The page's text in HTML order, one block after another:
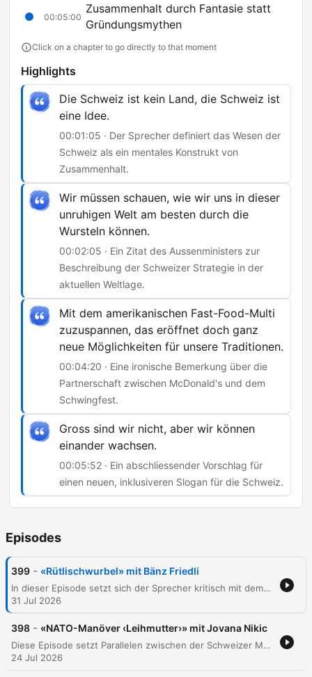
00:05:00
Zusammenhalt durch Fantasie statt
Gründungsmythen
Click on a chapter to go directly to that moment
Highlights
Die Schweiz ist kein Land, die Schweiz ist
eine Idee.
00:01:05 · Der Sprecher definiert das Wesen der
Schweiz als ein mentales Konstrukt von
Zusammenhalt.
Wir müssen schauen, wie wir uns in dieser
unruhigen Welt am besten durch die
Wursteln können.
00:02:05 · Ein Zitat des Aussenministers zur
Beschreibung der Schweizer Strategie in der
aktuellen Weltlage.
Mit dem amerikanischen Fast-Food-Multi
zuzuspannen, das eröffnet doch ganz
neue Möglichkeiten für unsere Traditionen.
00:04:20 · Eine ironische Bemerkung über die
Partnerschaft zwischen McDonald's und dem
Schwingfest.
Gross sind wir nicht, aber wir können
einander wachsen.
00:05:52 · Ein abschliessender Vorschlag für
einen neuen, inklusiveren Slogan für die Schweiz.
Episodes
399 - «Rütlischwurbel» mit Bänz Friedli
In dieser Episode setzt sich der Sprecher kritisch mit dem Schweizer Nationalverständnis und den Mythen der Identität auseinander. Anhand von Beispielen wie dem Besuch von Bundesrat Parmelin in den USA, der Verwendung von Slogans wie „Switzerland great since 1291“ und der Rolle von McDonald's als Sponsor des Eidgenössischen Schwing- und Älplerfestes wird hinterfragt, ob die Schweiz ein geografisches Land oder eine rein ideelle „Willensnation“ ist. Der Beitrag reflektiert über den Zusammenhalt in einer multikulturellen Gesellschaft und problematisiert die Nutzung historischer Erzählungen zur Legitimierung von Nationalismus.
31 Jul 2026
398 - «NATO-Manöver ‹Leihmutter›» mit Jovana Nikic
Diese Episode setzt Parallelen zwischen der Schweizer Munitionspolitik und den gesellschaftlichen Debatten um Leihmutterschaft sowie die sinkende Geburtenrate in der Schweiz. Der Sprecher kritisiert eine vermeintliche Doppelmoral, bei der Verbote im Inland durch Umgehung über die Landesgrenzen hinweg faktisch akzeptiert werden, ähnlich wie bei der Weiterleitung von Munition über NATO-Partner. Zudem wird die finanzielle Belastung durch Kita-Kosten und steigende Krankenkassenprämien thematisiert, welche die Familienplanung in der Schweiz massiv erschweren. Die Analyse stellt die These auf, dass das Schweizer Staatssystem die Familiengründung zu einem Luxusgut degradiert hat und fordert politische Reformen zur Entlastung von Familien.
24 Jul 2026